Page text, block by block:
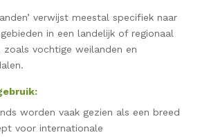
verwijst meestal specifiek naar
in een landelijk of regionaal
zoals vochtige weilanden en
worden vaak gezien als een breed
voor internationale